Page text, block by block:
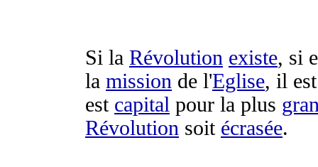
Si la Révolution existe, si
la mission de l'Eglise, il
est capital pour la plus
Révolution soit écrasée.